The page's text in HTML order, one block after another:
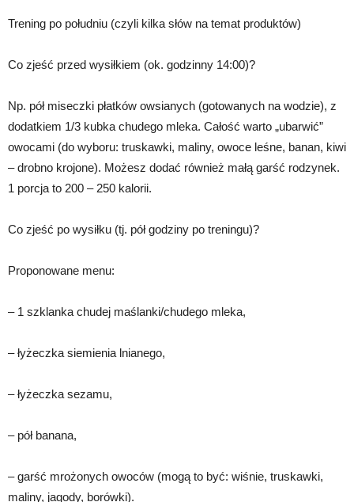
Trening po południu (czyli kilka słów na temat produktów)
Co zjeść przed wysiłkiem (ok. godzinny 14:00)?
Np. pół miseczki płatków owsianych (gotowanych na wodzie), z
dodatkiem 1/3 kubka chudego mleka. Całość warto „ubarwić”
owocami (do wyboru: truskawki, maliny, owoce leśne, banan, kiwi
– drobno krojone). Możesz dodać również małą garść rodzynek.
1 porcja to 200 – 250 kalorii.
Co zjeść po wysiłku (tj. pół godziny po treningu)?
Proponowane menu:
– 1 szklanka chudej maślanki/chudego mleka,
– łyżeczka siemienia lnianego,
– łyżeczka sezamu,
– pół banana,
– garść mrożonych owoców (mogą to być: wiśnie, truskawki,
maliny, jagody, borówki).